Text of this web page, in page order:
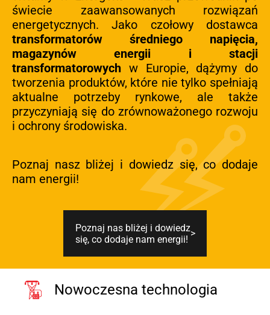
świecie zaawansowanych rozwiązań
energetycznych. Jako czołowy dostawca
transformatorów średniego napięcia,
magazynów energii i stacji
transformatorowych w Europie, dążymy do
tworzenia produktów, które nie tylko spełniają
aktualne potrzeby rynkowe, ale także
przyczyniają się do zrównoważonego rozwoju
i ochrony środowiska.
Poznaj nasz bliżej i dowiedz się, co dodaje
nam energii!
Poznaj nas bliżej i dowiedz
się, co dodaje nam energii!
Nowoczesna technologia